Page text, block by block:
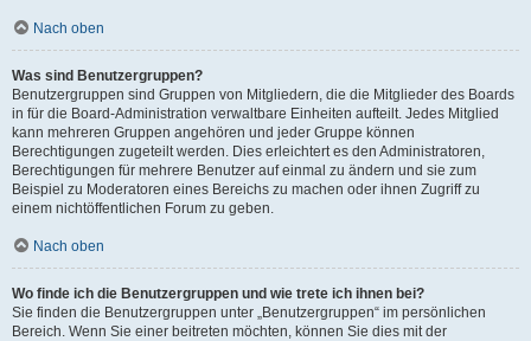
Nach oben
Was sind Benutzergruppen?
Benutzergruppen sind Gruppen von Mitgliedern, die die Mitglieder des Boards
in für die Board-Administration verwaltbare Einheiten aufteilt. Jedes Mitglied
kann mehreren Gruppen angehören und jeder Gruppe können
Berechtigungen zugeteilt werden. Dies erleichtert es den Administratoren,
Berechtigungen für mehrere Benutzer auf einmal zu ändern und sie zum
Beispiel zu Moderatoren eines Bereichs zu machen oder ihnen Zugriff zu
einem nichtöffentlichen Forum zu geben.
Nach oben
Wo finde ich die Benutzergruppen und wie trete ich ihnen bei?
Sie finden die Benutzergruppen unter „Benutzergruppen“ im persönlichen
Bereich. Wenn Sie einer beitreten möchten, können Sie dies mit der